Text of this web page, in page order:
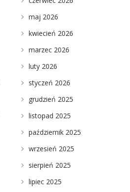
maj 2026
kwiecień 2026
marzec 2026
luty 2026
styczeń 2026
grudzień 2025
listopad 2025
październik 2025
wrzesień 2025
sierpień 2025
lipiec 2025